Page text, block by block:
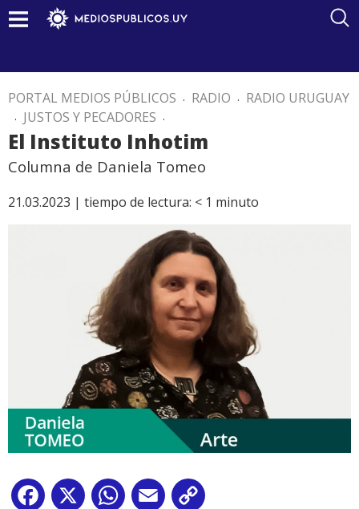
PORTAL MEDIOS PÚBLICOS . RADIO . RADIO URUGUAY
. JUSTOS Y PECADORES .
El Instituto Inhotim
Columna de Daniela Tomeo
21.03.2023 | tiempo de lectura: < 1 minuto
Facebook
X WhatsApp
Email